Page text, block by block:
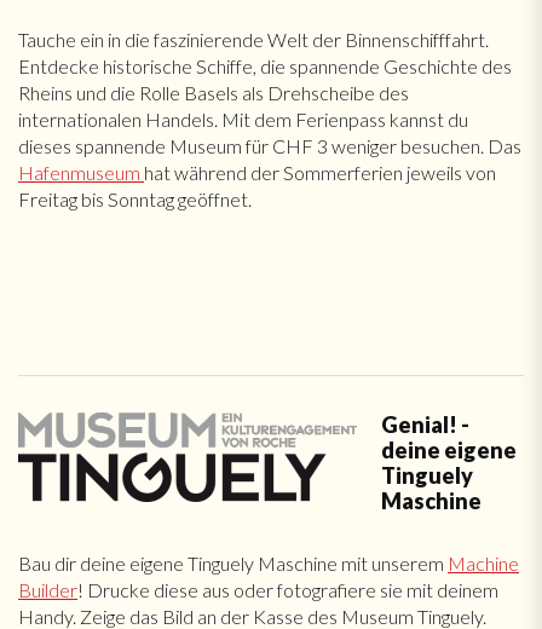
Tauche ein in die faszinierende Welt der Binnenschifffahrt.
Entdecke historische Schiffe, die spannende Geschichte des
Rheins und die Rolle Basels als Drehscheibe des
internationalen Handels. Mit dem Ferienpass kannst du
dieses spannende Museum für CHF 3 weniger besuchen. Das
Hafenmuseum hat während der Sommerferien jeweils von
Freitag bis Sonntag geöffnet.
Genial! -
deine eigene
Tinguely
Maschine
Bau dir deine eigene Tinguely Maschine mit unserem Machine
Builder! Drucke diese aus oder fotografiere sie mit deinem
Handy. Zeige das Bild an der Kasse des Museum Tinguely.